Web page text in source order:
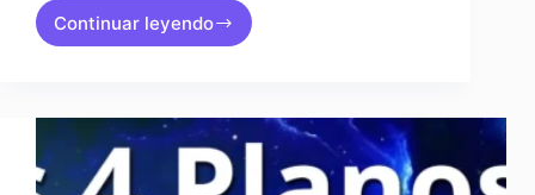
Continuar leyendo
Clase
DE
LAS
ALMAS